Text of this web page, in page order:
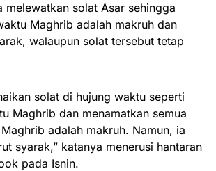
melewatkan solat Asar sehingga
Maghrib adalah makruh dan
walaupun solat tersebut tetap
solat di hujung waktu seperti
Maghrib dan menamatkan semua
adalah makruh. Namun, ia
syarak,” katanya menerusi hantaran
pada Isnin.